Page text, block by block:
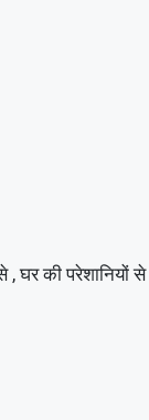
की परेशानियों